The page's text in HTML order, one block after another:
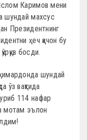
Каримов мени
шундай махсус
Президентнинг
ҳеч қачон бу
босди.
шундай
ўз вақтида
114 нафар
мотам эълон